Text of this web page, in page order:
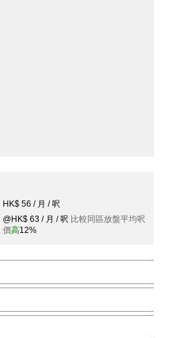
HK$ 56 / 月 / 呎
@HK$ 63 / 月 / 呎 比較同區放盤平均呎
價高12%